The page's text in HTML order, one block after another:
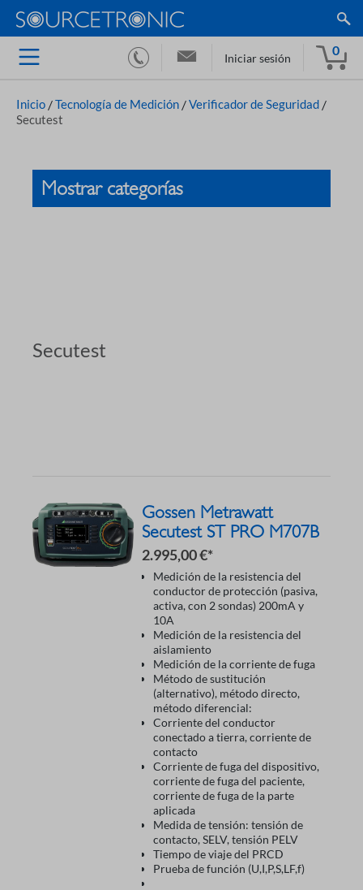
Iniciar sesión
0
Inicio /Tecnología de Medición /Verificador de Seguridad /
Secutest
Mostrar categorías
Secutest
Gossen Metrawatt
Secutest ST PRO M707B
2.995,00 €*
Medición de la resistencia del
conductor de protección (pasiva,
activa, con 2 sondas) 200mA y
10A
Medición de la resistencia del
aislamiento
Medición de la corriente de fuga
Método de sustitución
(alternativo), método directo,
método diferencial:
Corriente del conductor
conectado a tierra, corriente de
contacto
Corriente de fuga del dispositivo,
corriente de fuga del paciente,
corriente de fuga de la parte
aplicada
Medida de tensión: tensión de
contacto, SELV, tensión PELV
Tiempo de viaje del PRCD
Prueba de función (U,I,P,S,LF,f)